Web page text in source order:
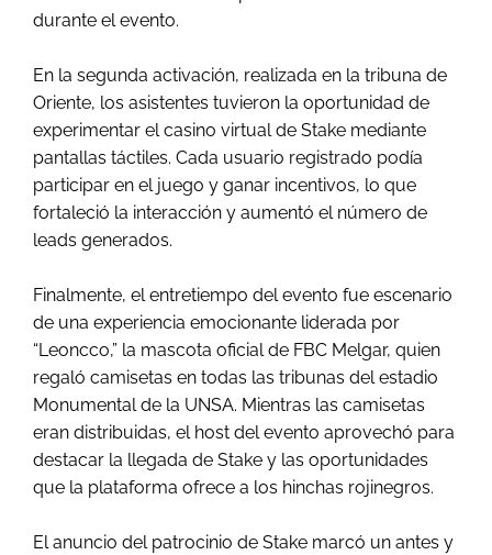
durante el evento.
En la segunda activación, realizada en la tribuna de
Oriente, los asistentes tuvieron la oportunidad de
experimentar el casino virtual de Stake mediante
pantallas táctiles. Cada usuario registrado podía
participar en el juego y ganar incentivos, lo que
fortaleció la interacción y aumentó el número de
leads generados.
Finalmente, el entretiempo del evento fue escenario
de una experiencia emocionante liderada por
“Leoncco,” la mascota oficial de FBC Melgar, quien
regaló camisetas en todas las tribunas del estadio
Monumental de la UNSA. Mientras las camisetas
eran distribuidas, el host del evento aprovechó para
destacar la llegada de Stake y las oportunidades
que la plataforma ofrece a los hinchas rojinegros.
El anuncio del patrocinio de Stake marcó un antes y